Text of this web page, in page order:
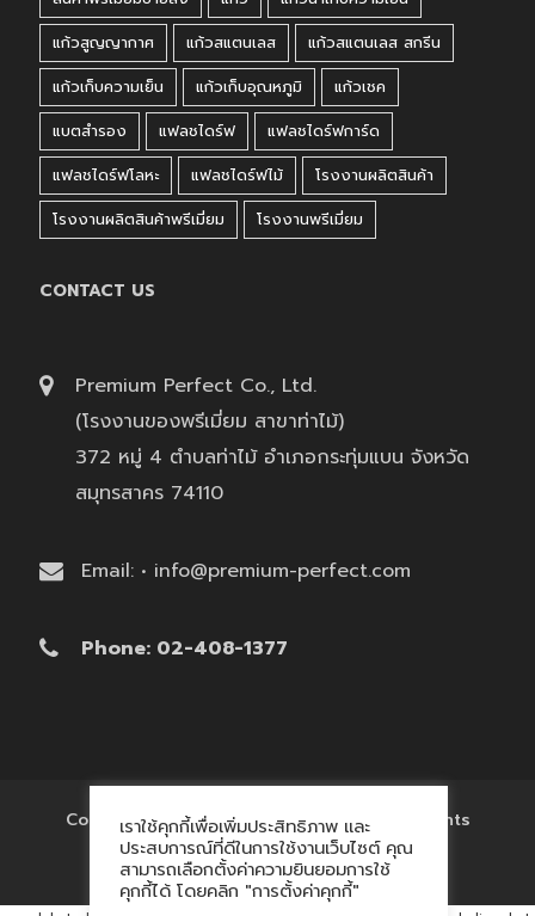
แก้วสูญญากาศ
แก้วสแตนเลส
แก้วสแตนเลส สกรีน
แก้วเก็บความเย็น
แก้วเก็บอุณหภูมิ
แก้วเชค
แบตสำรอง
แฟลชไดร์ฟ
แฟลชไดร์ฟการ์ด
แฟลชไดร์ฟโลหะ
แฟลชไดร์ฟไม้
โรงงานผลิตสินค้า
โรงงานผลิตสินค้าพรีเมี่ยม
โรงงานพรีเมี่ยม
CONTACT US
Premium Perfect Co., Ltd.
(โรงงานของพรีเมี่ยม สาขาท่าไม้)
372 หมู่ 4 ตำบลท่าไม้ อำเภอกระทุ่มแบน จังหวัด
สมุทรสาคร 74110
Email: • info@premium-perfect.com
Phone: 02-408-1377
Copyright © 2017 'โรงงานของพรีเมี่ยม' All Rights
Reserved.
เราใช้คุกกี้เพื่อเพิ่มประสิทธิภาพ และ
ประสบการณ์ที่ดีในการใช้งานเว็บไซต์ คุณ
สามารถเลือกตั้งค่าความยินยอมการใช้
คุกกี้ได้ โดยคลิก "การตั้งค่าคุกกี้"